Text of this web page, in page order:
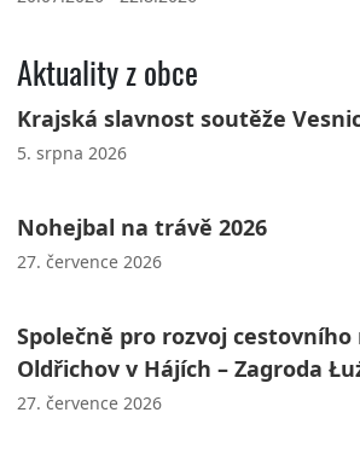
Aktuality z obce
Krajská slavnost soutěže
5. srpna 2026
Nohejbal na trávě 2026
27. července 2026
Společně pro rozvoj cestovního
Oldřichov v Hájích – Zagroda
27. července 2026